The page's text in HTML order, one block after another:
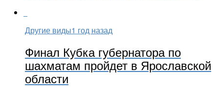
Другие виды1 год назад
Финал Кубка губернатора по
шахматам пройдет в Ярославской
области